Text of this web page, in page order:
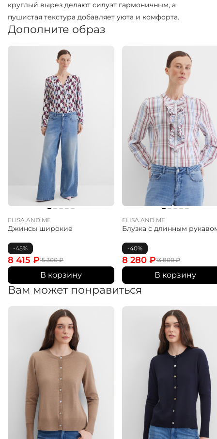
круглый вырез делают силуэт гармоничным, а
пушистая текстура добавляет уюта и комфорта.
Дополните образ
ELISA.AND.ME
Джинсы широкие
-45%
15 300₽
8 415 ₽
В корзину
ELISA.AND.ME
Блузка с длинным
-40%
13 800₽
8 280 ₽
В корзину
Вам может понравиться